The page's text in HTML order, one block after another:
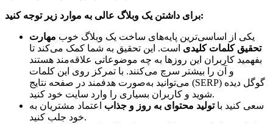
برای داشتن یک وبلاگ عالی به موارد زیر توجه کنید:
یکی از اساسی‌ترین پایه‌های ساخت یک وبلاگ خوب مهارت
تحقیق کلمات کلیدی است. این تحقیق به شما کمک می‌کند تا
بفهمید کاربران این روزها به چه موضوعاتی علاقه‌مند هستند
و آن را بیشتر سرچ می‌کنند. با تمرکز روی این کلمات
می‌توانید به‌صورت هدفمند در صفحه نتایج (SERP) گوگل دیده
شوید و کاربران بسیاری را وارد سایت خود کنید.
سعی کنید باتولید محتوای به روز و جذاب
اعتماد مشتریان به
خود جلب کنید.